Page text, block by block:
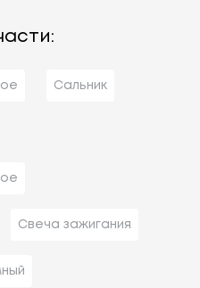
Сальник
Свеча зажигания